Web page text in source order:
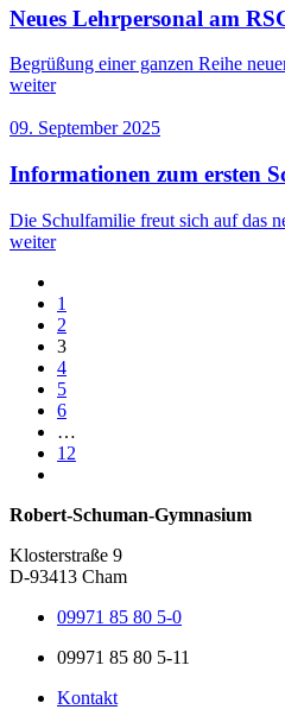
Neues Lehrpersonal am
Begrüßung einer ganzen Reihe
weiter
09. September 2025
Informationen zum ersten
Die Schulfamilie freut sich auf das
weiter
1
2
3
4
5
6
…
12
Robert-Schuman-Gymnasium
Klosterstraße 9
D-93413 Cham
09971 85 80 5-0
09971 85 80 5-11
Kontakt